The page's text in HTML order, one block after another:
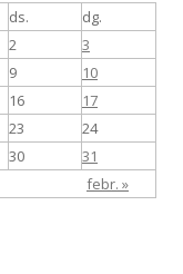
ds. dg.
febr. »
2
3
9
10
16
17
23
24
30 31